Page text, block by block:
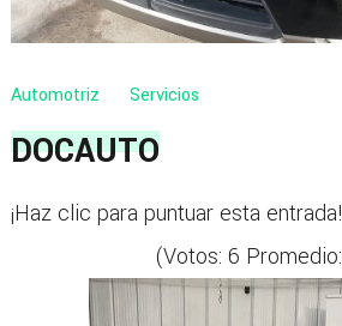
Automotriz Servicios
DOCAUTO
¡Haz clic para puntuar esta entrada!
(Votos: 6 Promedio: